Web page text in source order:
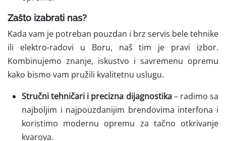
Zašto izabrati nas?
Kada vam je potreban pouzdan i brz servis bele tehnike
ili elektro-radovi u Boru, naš tim je pravi izbor.
Kombinujemo znanje, iskustvo i savremenu opremu
kako bismo vam pružili kvalitetnu uslugu.
Stručni tehničari i precizna dijagnostika– radimo sa
najboljim i najpouzdanijim brendovima interfona i
koristimo modernu opremu za tačno otkrivanje
kvarova.